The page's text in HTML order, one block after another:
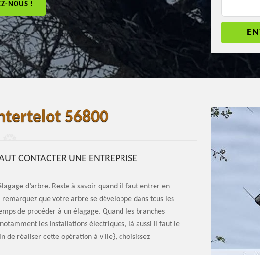
NOUS !
56800
CONTACTER UNE ENTREPRISE
d’arbre. Reste à savoir quand il faut entrer en
que votre arbre se développe dans tous les
de procéder à un élagage. Quand les branches
les installations électriques, là aussi il faut le
de réaliser cette opération à ville}, choisissez